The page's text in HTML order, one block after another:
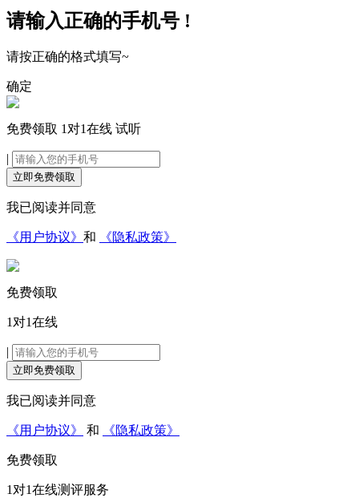
请输入正确的手机号 !
请按正确的格式填写~
确定
免费领取 1对1在线 试听
|
立即免费领取
我已阅读并同意
《用户协议》 和 《隐私政策》
免费领取
1对1在线
|
立即免费领取
我已阅读并同意
《用户协议》 和 《隐私政策》
免费领取
1对1在线测评服务